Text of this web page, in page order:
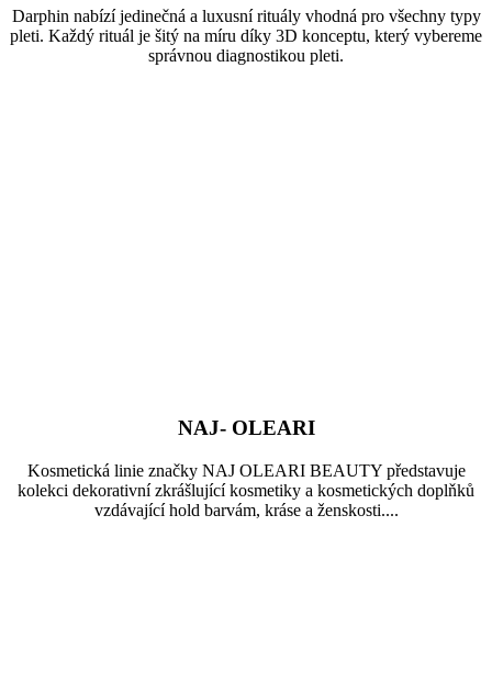
Darphin nabízí jedinečná a luxusní rituály vhodná pro všechny typy
pleti. Každý rituál je šitý na míru díky 3D konceptu, který vybereme
správnou diagnostikou pleti.
NAJ- OLEARI
Kosmetická linie značky NAJ OLEARI BEAUTY představuje
kolekci dekorativní zkrášlující kosmetiky a kosmetických doplňků
vzdávající hold barvám, kráse a ženskosti....